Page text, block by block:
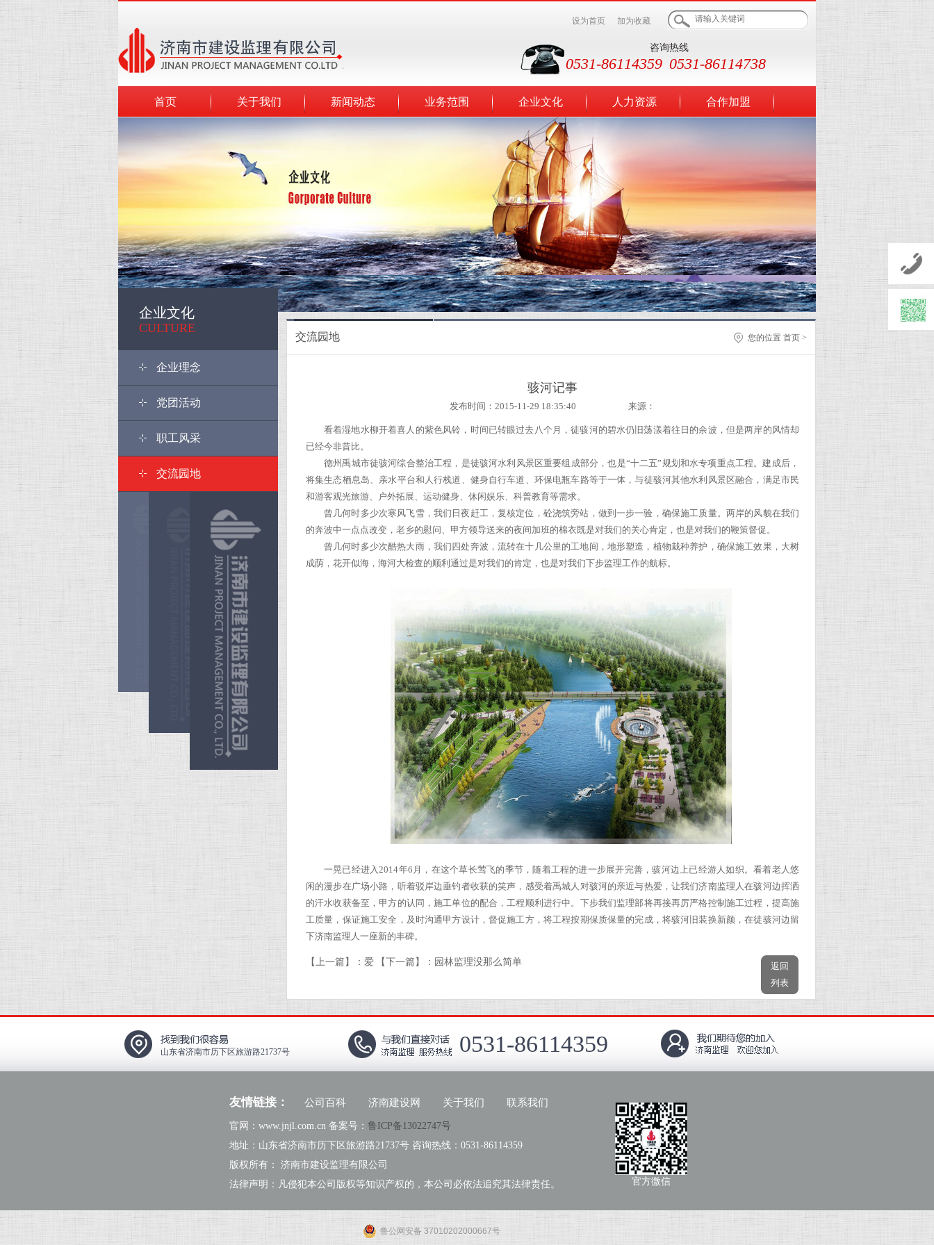
设为首页 加为收藏
咨询热线
0531-86114359 0531-86114738
首页 关于我们 新闻动态 业务范围 企业文化 人力资源 合作加盟
企业文化
CULTURE
企业理念
党团活动
职工风采
交流园地
交流园地 您的位置 首页 >
骇河记事
发布时间：2015-11-29 18:35:40 来源：
看着湿地水柳开着喜人的紫色风铃，时间已转眼过去八个月，徒骇河的碧水仍旧荡漾着往日的余波，但是两岸的风情却
已经今非昔比。
德州禹城市徒骇河综合整治工程，是徒骇河水利风景区重要组成部分，也是“十二五”规划和水专项重点工程。建成后，
将集生态栖息岛、亲水平台和人行栈道、健身自行车道、环保电瓶车路等于一体，与徒骇河其他水利风景区融合，满足市民
和游客观光旅游、户外拓展、运动健身、休闲娱乐、科普教育等需求。
曾几何时多少次寒风飞雪，我们日夜赶工，复核定位，砼浇筑旁站，做到一步一验，确保施工质量。两岸的风貌在我们
的奔波中一点点改变，老乡的慰问、甲方领导送来的夜间加班的棉衣既是对我们的关心肯定，也是对我们的鞭策督促。
曾几何时多少次酷热大雨，我们四处奔波，流转在十几公里的工地间，地形塑造，植物栽种养护，确保施工效果，大树
成荫，花开似海，海河大检查的顺利通过是对我们的肯定，也是对我们下步监理工作的航标。
一晃已经进入2014年6月，在这个草长莺飞的季节，随着工程的进一步展开完善，骇河边上已经游人如织。看着老人悠
闲的漫步在广场小路，听着驳岸边垂钓者收获的笑声，感受着禹城人对骇河的亲近与热爱，让我们济南监理人在骇河边挥洒
的汗水收获备至，甲方的认同，施工单位的配合，工程顺利进行中。下步我们监理部将再接再厉严格控制施工过程，提高施
工质量，保证施工安全，及时沟通甲方设计，督促施工方，将工程按期保质保量的完成，将骇河旧装换新颜，在徒骇河边留
下济南监理人一座新的丰碑。
【上一篇】： 爱 【下一篇】： 园林监理没那么简单
返回
列表
山东省济南市历下区旅游路21737号 0531-86114359
友情链接： 公司百科 济南建设网 关于我们 联系我们
官网：www.jnjl.com.cn 备案号： 鲁ICP备13022747号
地址：山东省济南市历下区旅游路21737号 咨询热线：0531-86114359
版权所有： 济南市建设监理有限公司
法律声明：凡侵犯本公司版权等知识产权的，本公司必依法追究其法律责任。
官方微信
鲁公网安备 37010202000667号